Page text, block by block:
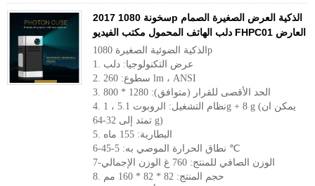
2017 سخونة 1080p الذكية العرض الصغيرة الصمام
دلب الهاتف المحمول مكتب الفيديو FHPC01 العارض
الذكية الضوئية الصغيرة 1080p
1. عرض التكنولوجيا: دلب
2. سطوع: 260 lm ، ANSI
3. الحد الأقصى للقرار (متوافق): 1280 * 800
4. نظام التشغيل: الروبوت 5.1 ، 1g + 8 g (يمكن ان
تمتد إلى 32-64 g)
5. البطارية: 155 ماه
6-نطاق الحرارة الموصي به: 5-45 ℃
7-الوزن الصافي للمنتج: 760 غ الوزن الإجمالي
8. حجم المنتج: 82 * 82 * 160 مم